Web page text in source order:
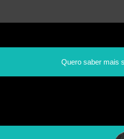
Quero saber mais